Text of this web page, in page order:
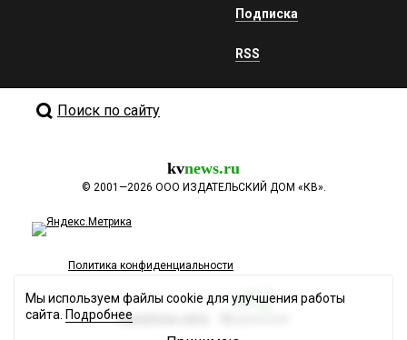
Подписка
RSS
Поиск по сайту
kvnews.ru
© 2001—2026 ООО ИЗДАТЕЛЬСКИЙ ДОМ «КВ».
Политика конфиденциальности
Разработка сайта
Мы используем файлы cookie для улучшения работы
сайта. Подробнее